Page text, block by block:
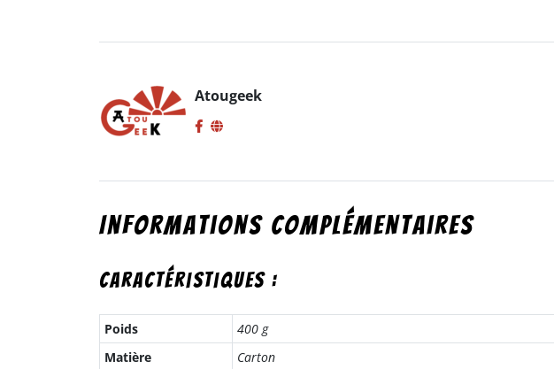
Atougeek
Informations complémentaires
Caractéristiques :
Poids
400 g
Matière
Carton